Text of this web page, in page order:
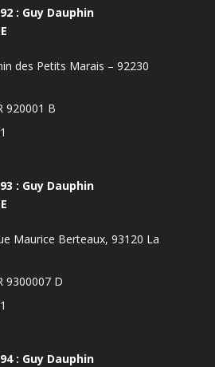
: Guy Dauphin
des Petits Marais – 92230
920001 B
: Guy Dauphin
Maurice Berteaux, 93120 La
9300007 D
: Guy Dauphin